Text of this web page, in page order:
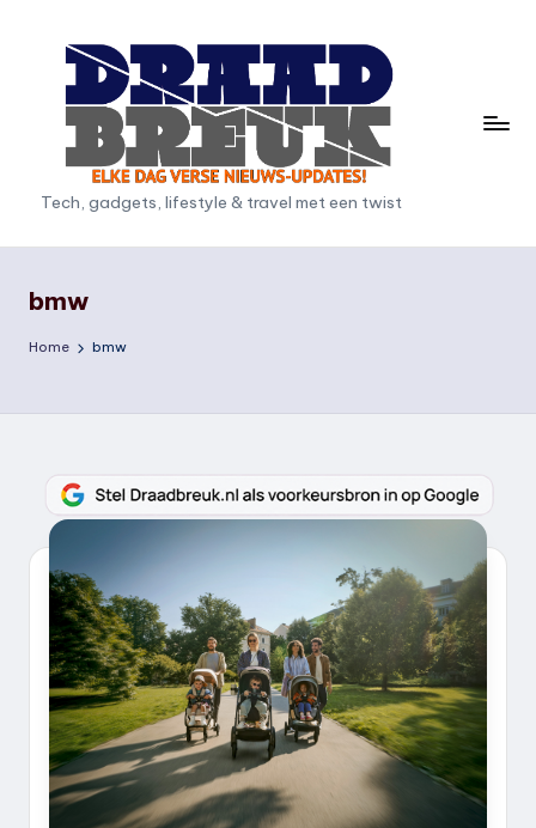
D
r
d
e
u
k
.
n
Tech, gadgets, lifestyle & travel met een twist
bmw
Home bmw